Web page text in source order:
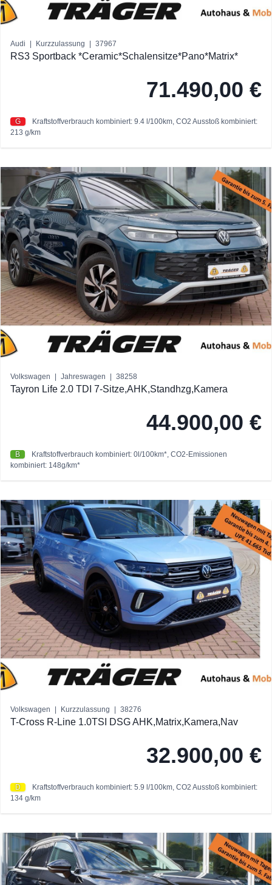
Audi Kurzzulassung 37967
RS3 Sportback *Ceramic*Schalensitze*Pano*Matrix*
71.490,00 €
G Kraftstoffverbrauch kombiniert: 9.4 l/100km, CO2 Ausstoß kombiniert:
213 g/km
Volkswagen Jahreswagen 38258
Tayron Life 2.0 TDI 7-Sitze,AHK,Standhzg,Kamera
44.900,00 €
B
Kraftstoffverbrauch kombiniert: 0l/100km*, CO2-Emissionen
kombiniert: 148g/km*
Volkswagen Kurzzulassung 38276
T-Cross R-Line 1.0TSI DSG AHK,Matrix,Kamera,Nav
32.900,00 €
D Kraftstoffverbrauch kombiniert: 5.9 l/100km, CO2 Ausstoß kombiniert:
134 g/km